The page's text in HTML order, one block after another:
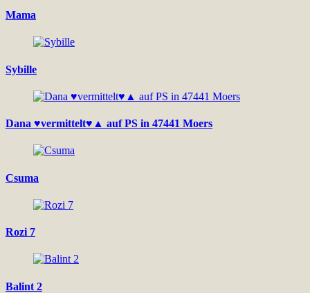
Mama
Sybille
Dana ♥vermittelt♥▲ auf PS in 47441 Moers
Csuma
Rozi 7
Balint 2